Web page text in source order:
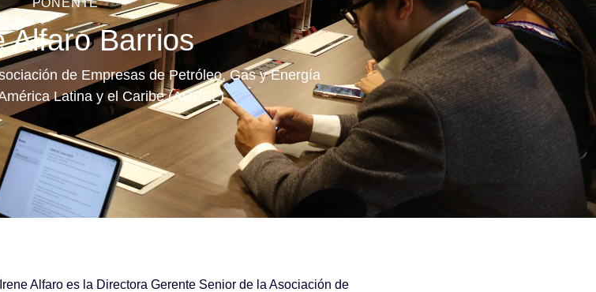
Alfaro Barrios
de Empresas de Petróleo, Gas y Energía
Latina y el Caribe (ARPEL)
Irene Alfaro es la Directora Gerente Senior de la Asociación de